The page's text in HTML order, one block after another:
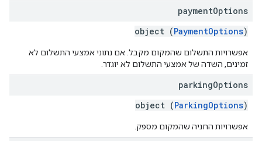
paymentOptions
object (PaymentOptions)
אפשרויות התשלום שהמקום מקבל. אם נתוני אמצעי התשלום לא
זמינים, השדה של אמצעי התשלום לא יוגדר.
parkingOptions
object (ParkingOptions)
אפשרויות החניה שהמקום מספק.